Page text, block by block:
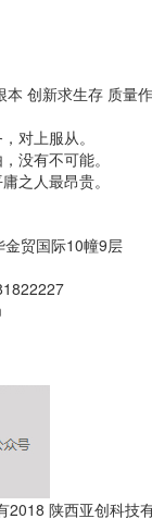
本 创新求生存 质量
对上服从。
没有不可能。
之人最昂贵。
贸国际10幢9层
2018 陕西亚创科技